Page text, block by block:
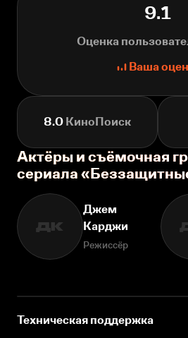
9.1
Оценка
Ваша
8.0 КиноПоиск
Актёры и съёмочная
сериала
ДК
Джем
Карджи
Режиссёр
Техническая поддержка